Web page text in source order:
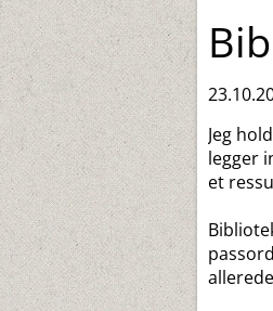
Jeg
legger
et